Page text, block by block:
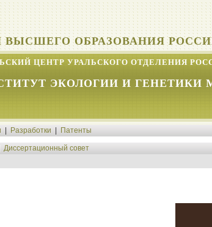
ОБРАЗОВАНИЯ
ЦЕНТР УРАЛЬСКОГО ОТДЕЛЕНИЯ
ЭКОЛОГИИ И ГЕНЕТИКИ
Разработки Патенты
Диссертационный совет